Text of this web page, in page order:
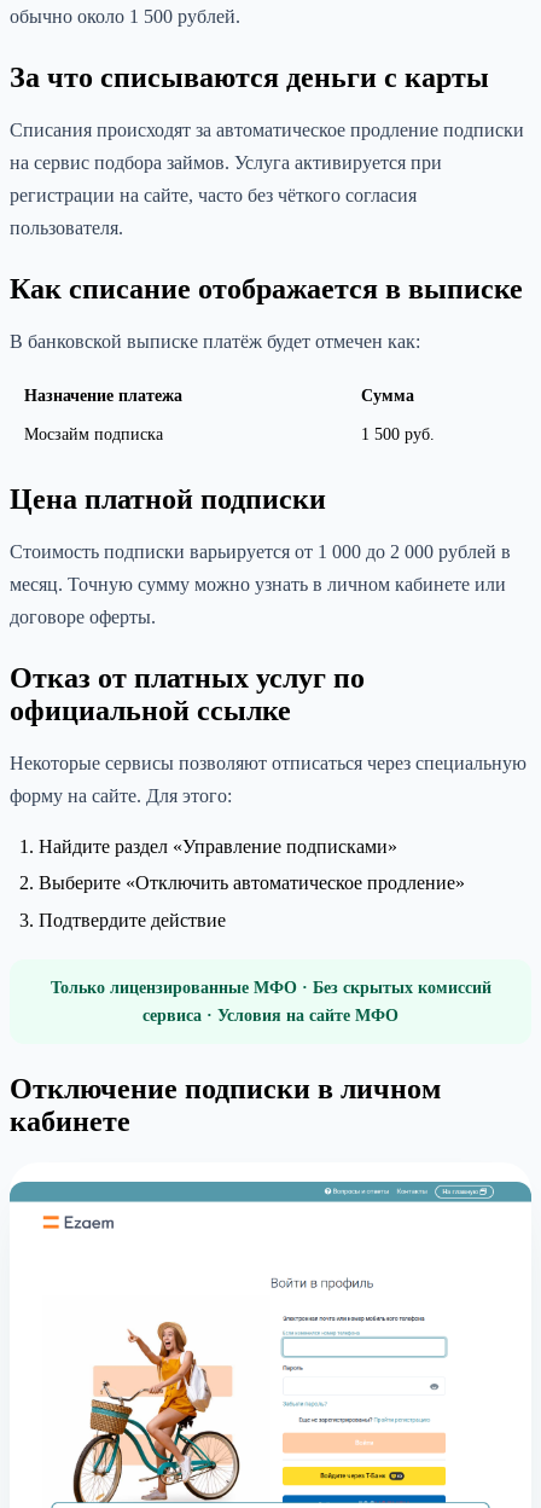
обычно около 1 500 рублей.
За что списываются деньги с карты
Списания происходят за автоматическое продление подписки
на сервис подбора займов. Услуга активируется при
регистрации на сайте, часто без чёткого согласия
пользователя.
Как списание отображается в выписке
В банковской выписке платёж будет отмечен как:
Назначение платежа Сумма
Мосзайм подписка 1 500 руб.
Цена платной подписки
Стоимость подписки варьируется от 1 000 до 2 000 рублей в
месяц. Точную сумму можно узнать в личном кабинете или
договоре оферты.
Отказ от платных услуг по
официальной ссылке
Некоторые сервисы позволяют отписаться через специальную
форму на сайте. Для этого:
Найдите раздел «Управление подписками»
Выберите «Отключить автоматическое продление»
Подтвердите действие
Только лицензированные МФО · Без скрытых комиссий
сервиса · Условия на сайте МФО
Отключение подписки в личном
кабинете